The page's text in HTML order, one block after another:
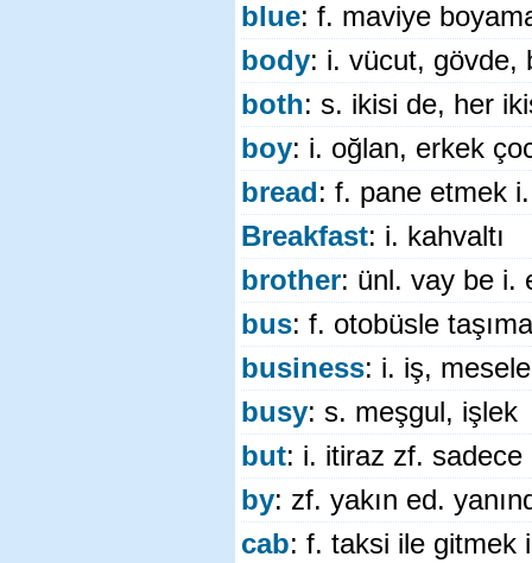
blue: f. maviye
body: i. vücut, gövde,
both: s. ikisi de, her
boy: i. oğlan, erkek
bread: f. pane etmek
Breakfast: i. kahvaltı
brother: ünl. vay be i.
bus: f. otobüsle
business: i. iş, mesele
busy: s. meşgul, işlek
but: i. itiraz zf.
by: zf. yakın ed.
cab: f. taksi ile gitmek